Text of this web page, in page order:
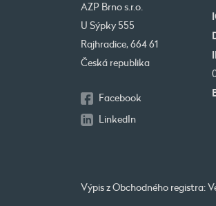
AZP Brno s.r.o.
U Sýpky 555
Rajhradice, 664 61
Česká republika
Facebook
LinkedIn
Výpis z Obchodného registra: